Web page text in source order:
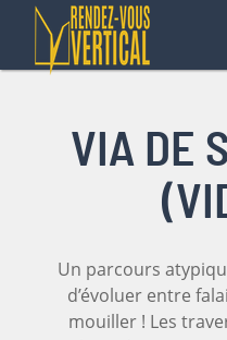
VIA DE
Un parcours
d’évoluer entre
mouiller ! Les